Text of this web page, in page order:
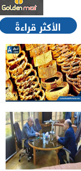
الأكثر قراءةً